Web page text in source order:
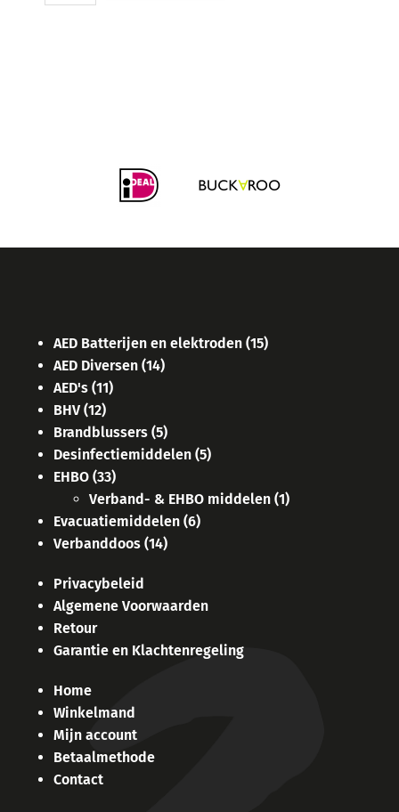
AED Batterijen en elektroden (15)
AED Diversen (14)
AED's (11)
BHV (12)
Brandblussers (5)
Desinfectiemiddelen (5)
EHBO (33)
Verband- & EHBO middelen (1)
Evacuatiemiddelen (6)
Verbanddoos (14)
Privacybeleid
Algemene Voorwaarden
Retour
Garantie en Klachtenregeling
Home
Winkelmand
Mijn account
Betaalmethode
Contact